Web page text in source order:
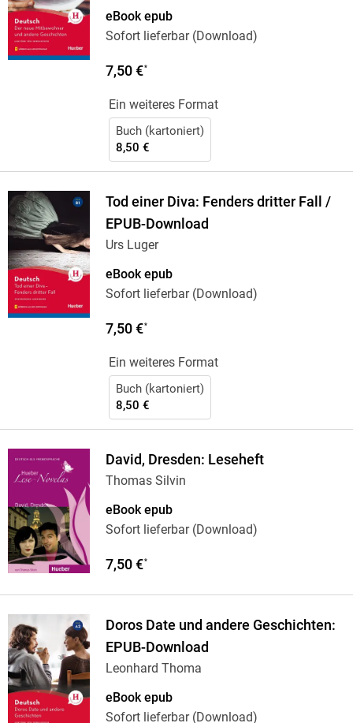
eBook epub
Sofort lieferbar (Download)
7,50 €*
Ein weiteres Format
Buch (kartoniert)
8,50 €
Tod einer Diva: Fenders dritter Fall /
EPUB-Download
Urs Luger
eBook epub
Sofort lieferbar (Download)
7,50 €*
Ein weiteres Format
Buch (kartoniert)
8,50 €
David, Dresden: Leseheft
Thomas Silvin
eBook epub
Sofort lieferbar (Download)
7,50 €*
Doros Date und andere Geschichten:
EPUB-Download
Leonhard Thoma
eBook epub
Sofort lieferbar (Download)